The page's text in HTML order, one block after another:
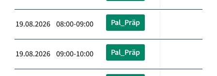
19.08.2026 08:00-09:00 Pal_Präp
19.08.2026 09:00-10:00 Pal_Präp